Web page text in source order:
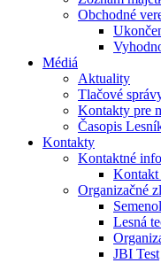
Obchodné
Médiá
Aktuality
Tlačové
Kontakty pre
Časopis
Kontakty
Kontaktné
Kontakt
Organizačné
Lesná
JBI Test